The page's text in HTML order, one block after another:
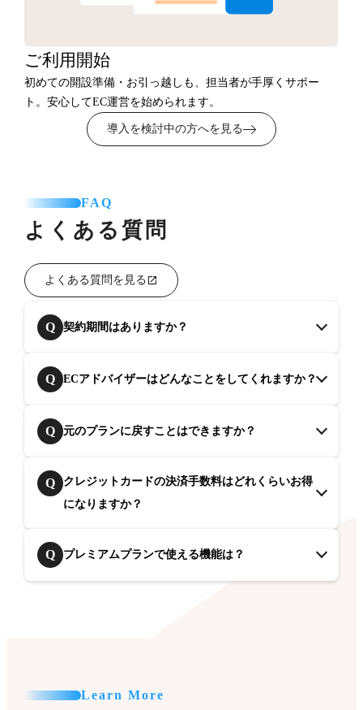
ご利用開始
初めての開設準備・お引っ越しも、担当者が手厚くサポー
ト。安心してEC運営を始められます。
導入を検討中の方へを見る
FAQ
よくある質問
よくある質問を見る
Q 契約期間はありますか？
Q ECアドバイザーはどんなことをしてくれますか？
Q 元のプランに戻すことはできますか？
Q
クレジットカードの決済手数料はどれくらいお得
になりますか？
Q プレミアムプランで使える機能は？
Learn More